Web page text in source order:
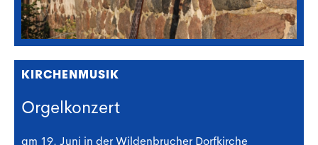
KIRCHENMUSIK
Orgelkonzert
am 19. Juni in der Wildenbrucher Dorfkirche